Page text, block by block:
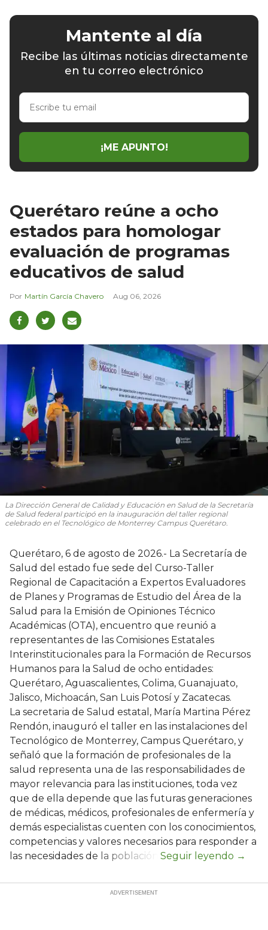
Mantente al día
Recibe las últimas noticias directamente
en tu correo electrónico
Escribe
email
¡ME APUNTO!
Querétaro reúne a ocho
estados para homologar
evaluación de programas
educativos de salud
Martín García Chavero Aug 06, 2026
La Dirección General de Calidad y Educación en Salud de la Secretaría
de Salud federal participó en la inauguración del taller regional
celebrado en el Tecnológico de Monterrey Campus Querétaro.
Querétaro, 6 de agosto de 2026.- La Secretaría de
Salud del estado fue sede del Curso-Taller
Regional de Capacitación a Expertos Evaluadores
de Planes y Programas de Estudio del Área de la
Salud para la Emisión de Opiniones Técnico
Académicas (OTA), encuentro que reunió a
representantes de las Comisiones Estatales
Interinstitucionales para la Formación de Recursos
Humanos para la Salud de ocho entidades:
Querétaro, Aguascalientes, Colima, Guanajuato,
Jalisco, Michoacán, San Luis Potosí y Zacatecas.
La secretaria de Salud estatal, María Martina Pérez
Rendón, inauguró el taller en las instalaciones del
Tecnológico de Monterrey, Campus Querétaro, y
señaló que la formación de profesionales de la
salud representa una de las responsabilidades de
mayor relevancia para las instituciones, toda vez
que de ella depende que las futuras generaciones
de médicas, médicos, profesionales de enfermería y
demás especialistas cuenten con los conocimientos,
competencias y valores necesarios para responder a
las necesidades de la población.